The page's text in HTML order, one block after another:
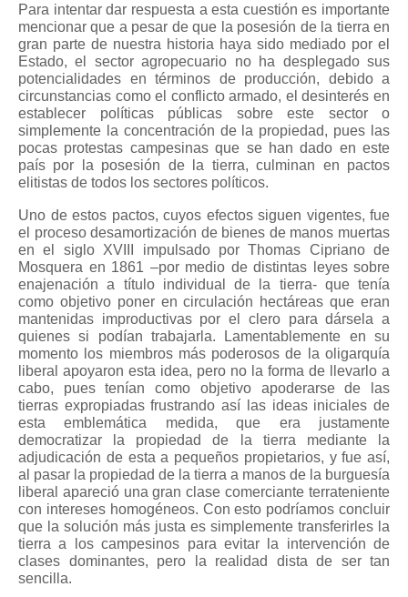
Para intentar dar respuesta a esta cuestión es importante
mencionar que a pesar de que la posesión de la tierra en
gran parte de nuestra historia haya sido mediado por el
Estado, el sector agropecuario no ha desplegado sus
potencialidades en términos de producción, debido a
circunstancias como el conflicto armado, el desinterés en
establecer políticas públicas sobre este sector o
simplemente la concentración de la propiedad, pues las
pocas protestas campesinas que se han dado en este
país por la posesión de la tierra, culminan en pactos
elitistas de todos los sectores políticos.
Uno de estos pactos, cuyos efectos siguen vigentes, fue
el proceso desamortización de bienes de manos muertas
en el siglo XVIII impulsado por Thomas Cipriano de
Mosquera en 1861 –por medio de distintas leyes sobre
enajenación a título individual de la tierra- que tenía
como objetivo poner en circulación hectáreas que eran
mantenidas improductivas por el clero para dársela a
quienes si podían trabajarla. Lamentablemente en su
momento los miembros más poderosos de la oligarquía
liberal apoyaron esta idea, pero no la forma de llevarlo a
cabo, pues tenían como objetivo apoderarse de las
tierras expropiadas frustrando así las ideas iniciales de
esta emblemática medida, que era justamente
democratizar la propiedad de la tierra mediante la
adjudicación de esta a pequeños propietarios, y fue así,
al pasar la propiedad de la tierra a manos de la burguesía
liberal apareció una gran clase comerciante terrateniente
con intereses homogéneos. Con esto podríamos concluir
que la solución más justa es simplemente transferirles la
tierra a los campesinos para evitar la intervención de
clases dominantes, pero la realidad dista de ser tan
sencilla.